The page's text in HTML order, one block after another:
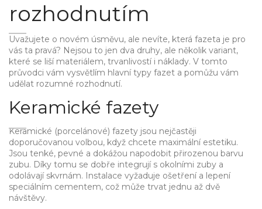
rozhodnutím
Uvažujete o novém úsměvu, ale nevíte, která fazeta je pro
vás ta pravá? Nejsou to jen dva druhy, ale několik variant,
které se liší materiálem, trvanlivostí i náklady. V tomto
průvodci vám vysvětlím hlavní typy fazet a pomůžu vám
udělat rozumné rozhodnutí.
Keramické fazety
Keramické (porcelánové) fazety jsou nejčastěji
doporučovanou volbou, když chcete maximální estetiku.
Jsou tenké, pevné a dokážou napodobit přirozenou barvu
zubu. Díky tomu se dobře integrují s okolními zuby a
odolávají skvrnám. Instalace vyžaduje ošetření a lepení
speciálním cementem, což může trvat jednu až dvě
návštěvy.